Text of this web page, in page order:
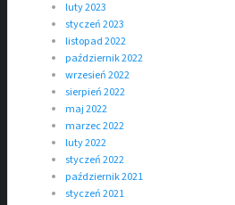
luty 2023
styczeń 2023
listopad 2022
październik 2022
wrzesień 2022
sierpień 2022
maj 2022
marzec 2022
luty 2022
styczeń 2022
październik 2021
styczeń 2021